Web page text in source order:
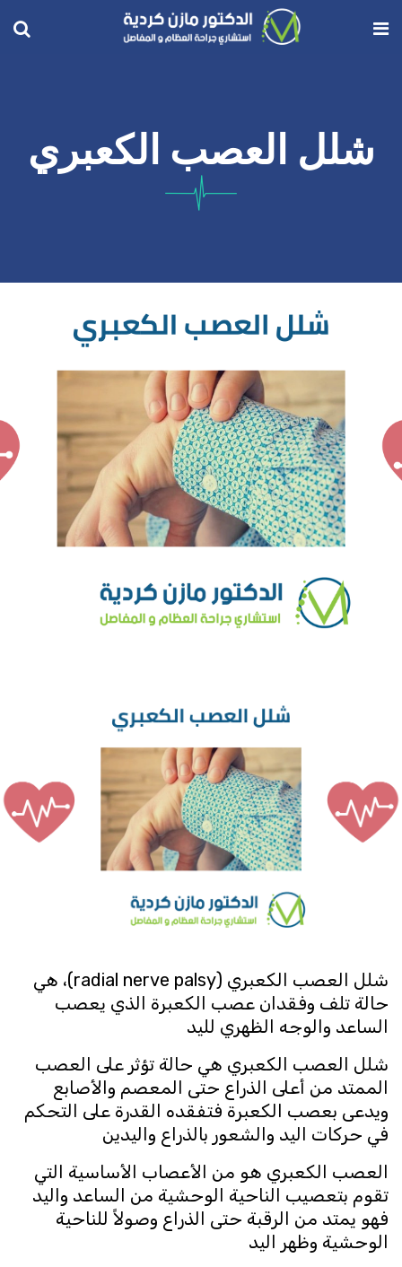
شلل العصب الكعبري
شلل العصب الكعبري (radial nerve palsy)، هي
حالة تلف وفقدان عصب الكعبرة الذي يعصب
الساعد والوجه الظهري لليد
شلل العصب الكعبري هي حالة تؤثر على العصب
الممتد من أعلى الذراع حتى المعصم والأصابع
ويدعى بعصب الكعبرة فتفقده القدرة على التحكم
في حركات اليد والشعور بالذراع واليدين
العصب الكعبري هو من الأعصاب الأساسية التي
تقوم بتعصيب الناحية الوحشية من الساعد واليد
فهو يمتد من الرقبة حتى الذراع وصولاً للناحية
الوحشية وظهر اليد